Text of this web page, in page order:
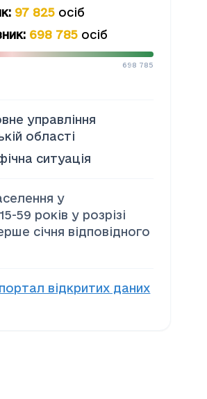
: 97 825 осіб
: 698 785 осіб
698 785
управління
області
ситуація
у
59 років у розрізі
січня відповідного
відкритих даних